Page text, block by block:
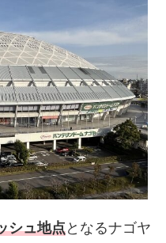
シュ地点となるナゴヤ